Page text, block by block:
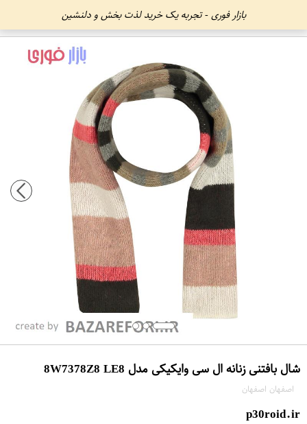
بازار فوری - تجربه یک خرید لذت بخش و دلنشین
شال بافتنی زنانه ال سی وایکیکی مدل 8W7378Z8 LE8
اصفهان اصفهان
p30roid.ir